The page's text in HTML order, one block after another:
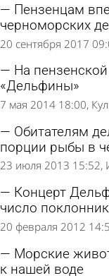
Пензенцам
черноморских
20 сентября 2017
На
«Дельфины»
7 мая 2014 18:00
Обитателям
порции рыбы в
23 июля 2013 15:52
Концерт
число
20 февраля 2012
Морские
к нашей воде